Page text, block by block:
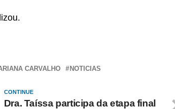
CARVALHO NOTICIAS
CONTINUE
Dra. Taíssa participa da etapa final